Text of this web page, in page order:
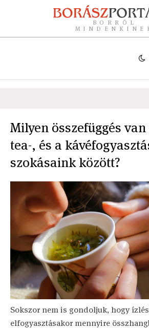
BORRÓL
Milyen összefüggés
tea-, és a
szokásaink között?
Sokszor nem is gondoljuk, hogy
elfogyasztásakor mennyire